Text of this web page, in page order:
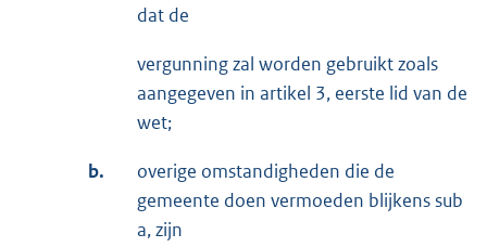
dat de
vergunning zal worden gebruikt zoals
aangegeven in artikel 3, eerste lid van de
wet;
b.
overige omstandigheden die de
gemeente doen vermoeden blijkens sub
a, zijn